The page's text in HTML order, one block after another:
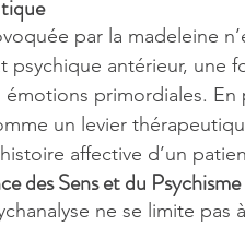
par la madeleine
psychique antérieur, une
primordiales. En
un levier
affective d’un
des Sens et du Psychisme
ne se limite pas